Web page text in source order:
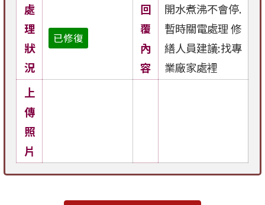
處
理
狀
況
已修復
回
覆
內
容
開水煮沸不會停.
暫時關電處理 修
繕人員建議:找專
業廠家處裡
上
傳
照
片